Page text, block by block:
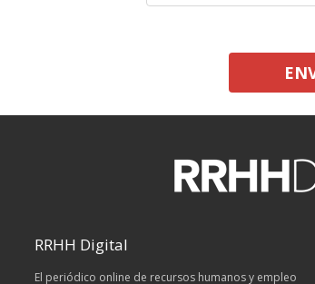
RRHH Digital
El periódico online de recursos humanos y empleo